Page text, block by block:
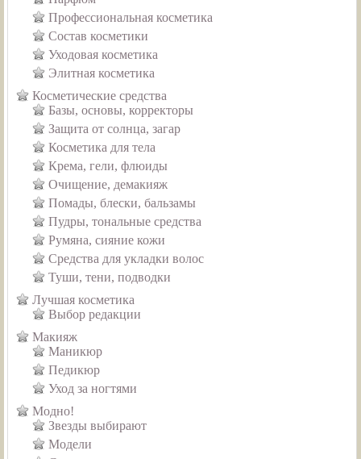
Профессиональная косметика
Состав косметики
Уходовая косметика
Элитная косметика
Косметические средства
Базы, основы, корректоры
Защита от солнца, загар
Косметика для тела
Крема, гели, флюиды
Очищение, демакияж
Помады, блески, бальзамы
Пудры, тональные средства
Румяна, сияние кожи
Средства для укладки волос
Туши, тени, подводки
Лучшая косметика
Выбор редакции
Макияж
Маникюр
Педикюр
Уход за ногтями
Модно!
Звезды выбирают
Модели